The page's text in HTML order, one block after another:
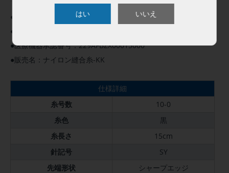
●この製品は人体用として承認を得ています。
●高度管理医療機器 クラスⅢ
●医療機器承認番号：229AFBZX00015000
●販売名：ナイロン縫合糸-KK
仕様詳細
糸号数
10-0
糸色
黒
糸長さ
15cm
針記号
SY
先端形状
シャープエッジ
はい いいえ